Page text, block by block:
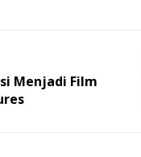
Menjadi Film